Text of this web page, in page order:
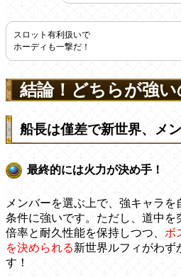
スロット有利扱いで
ホーディも一撃だ！
結論！どちらが強い
船長は僅差で新世界、メ
最終的には火力が決め手！
メンバーを選ぶ上で、強キャラ
条件に強いです。ただし、道中
倍率と耐久性能を保持しつつ、 ボ
を決められる新世界ルフィがわず
す！